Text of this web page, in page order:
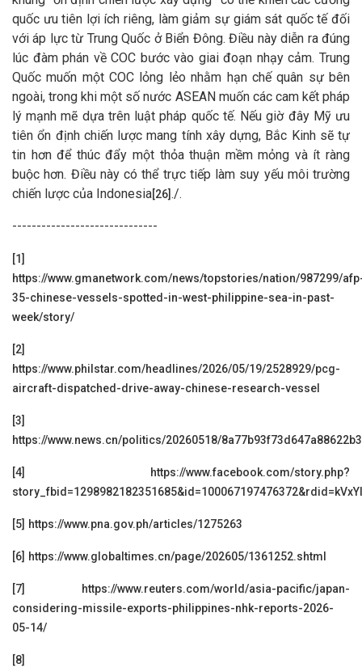
quốc ưu tiên lợi ích riêng, làm giảm sự giám sát quốc tế đối
với áp lực từ Trung Quốc ở Biển Đông. Điều này diễn ra đúng
lúc đàm phán về COC bước vào giai đoạn nhạy cảm. Trung
Quốc muốn một COC lỏng lẻo nhằm hạn chế quân sự bên
ngoài, trong khi một số nước ASEAN muốn các cam kết pháp
lý mạnh mẽ dựa trên luật pháp quốc tế. Nếu giờ đây Mỹ ưu
tiên ổn định chiến lược mang tính xây dựng, Bắc Kinh sẽ tự
tin hơn để thúc đẩy một thỏa thuận mềm mỏng và ít ràng
buộc hơn. Điều này có thể trực tiếp làm suy yếu môi trường
chiến lược của Indonesia[26]./.
------------------------------
[1]
https://www.gmanetwork.com/news/topstories/nation/987299/
35-chinese-vessels-spotted-in-west-philippine-sea-in-past-
week/story/
[2]
https://www.philstar.com/headlines/2026/05/19/2528929/pcg-
aircraft-dispatched-drive-away-chinese-research-vessel
[3]
https://www.news.cn/politics/20260518/
[4]
https://www.facebook.com/story.php?
[5] https://www.pna.gov.ph/articles/1275263
[6] https://www.globaltimes.cn/page/202605/1361252.shtml
[7]
https://www.reuters.com/world/asia-pacific/japan-
considering-missile-exports-philippines-nhk-reports-2026-
05-14/
[8]